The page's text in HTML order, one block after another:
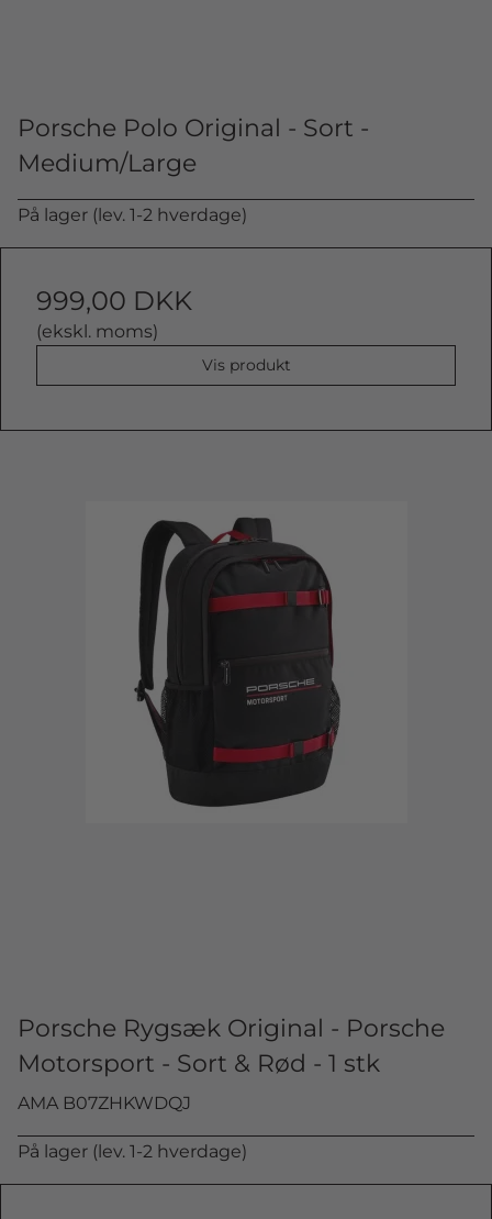
Porsche Polo Original - Sort -
Medium/Large
På lager (lev. 1-2 hverdage)
999,00 DKK
(ekskl. moms)
Vis produkt
Porsche Rygsæk Original - Porsche
Motorsport - Sort & Rød - 1 stk
AMA B07ZHKWDQJ
På lager (lev. 1-2 hverdage)